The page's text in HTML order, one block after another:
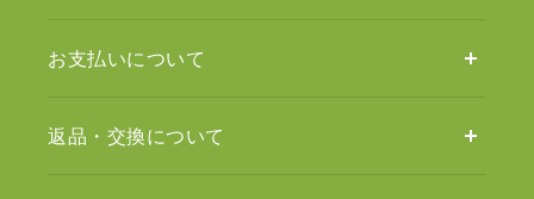
お支払いについて
返品・交換について